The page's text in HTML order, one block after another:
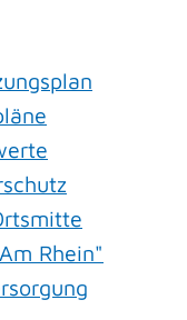
Rhein"